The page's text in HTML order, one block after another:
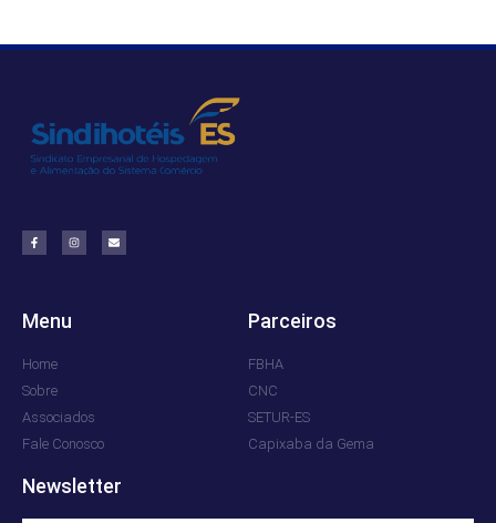
Menu
Home
Sobre
Associados
Fale Conosco
Parceiros
FBHA
CNC
SETUR-ES
Capixaba da Gema
Newsletter